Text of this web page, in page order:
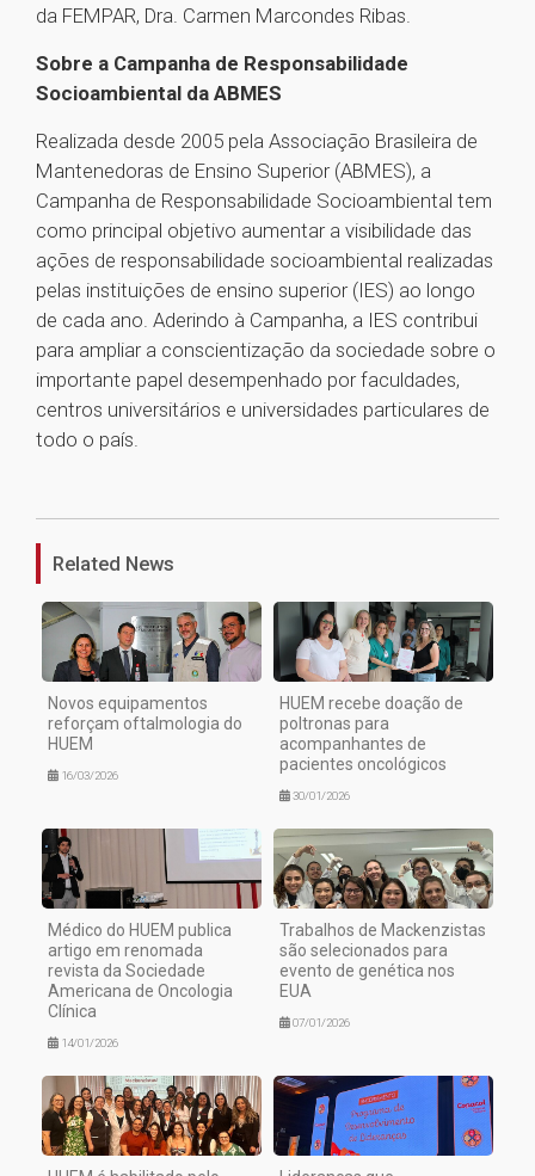
da FEMPAR, Dra. Carmen Marcondes Ribas.
Sobre a Campanha de Responsabilidade
Socioambiental da ABMES
Realizada desde 2005 pela Associação Brasileira de
Mantenedoras de Ensino Superior (ABMES), a
Campanha de Responsabilidade Socioambiental tem
como principal objetivo aumentar a visibilidade das
ações de responsabilidade socioambiental realizadas
pelas instituições de ensino superior (IES) ao longo
de cada ano. Aderindo à Campanha, a IES contribui
para ampliar a conscientização da sociedade sobre o
importante papel desempenhado por faculdades,
centros universitários e universidades particulares de
todo o país.
Related News
Novos equipamentos
reforçam oftalmologia do
HUEM
16/03/2026
HUEM recebe doação de
poltronas para
acompanhantes de
pacientes oncológicos
30/01/2026
Médico do HUEM publica
artigo em renomada
revista da Sociedade
Americana de Oncologia
Clínica
14/01/2026
Trabalhos de Mackenzistas
são selecionados para
evento de genética nos
EUA
07/01/2026